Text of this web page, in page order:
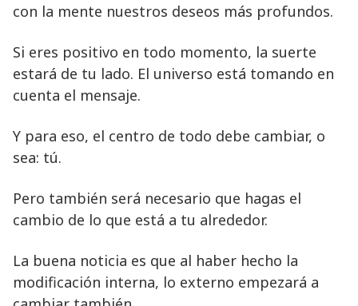
con la mente nuestros deseos más profundos.
Si eres positivo en todo momento, la suerte
estará de tu lado. El universo está tomando en
cuenta el mensaje.
Y para eso, el centro de todo debe cambiar, o
sea: tú.
Pero también será necesario que hagas el
cambio de lo que está a tu alrededor.
La buena noticia es que al haber hecho la
modificación interna, lo externo empezará a